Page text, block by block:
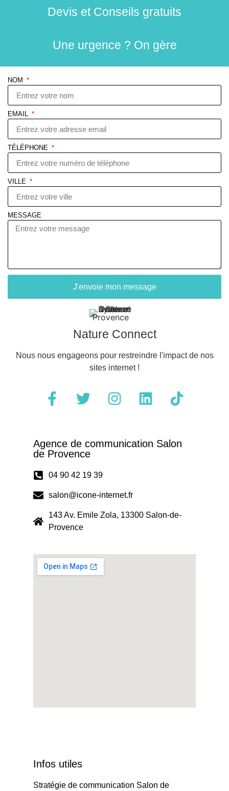
Devis et Conseils gratuits
Une urgence ? On gère
NOM
EMAIL
TÉLÉPHONE
VILLE
MESSAGE
J'envoie mon message
Nature Connect
Nous nous engageons pour restreindre l'impact de nos
sites internet !
Agence de communication Salon
de Provence
04 90 42 19 39
salon@icone-internet.fr
143 Av. Emile Zola, 13300 Salon-de-
Provence
Infos utiles
Stratégie de communication Salon de